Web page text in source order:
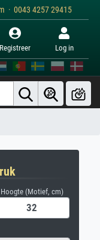
· 0043 4257 29415
Registreer Log in
Hoogte (Motief, cm)